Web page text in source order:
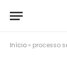
Início » processo